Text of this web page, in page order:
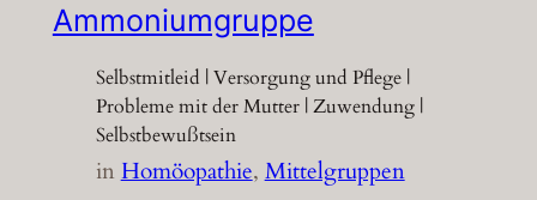
Ammoniumgruppe
Selbstmitleid | Versorgung und Pflege |
Probleme mit der Mutter | Zuwendung |
Selbstbewußtsein
inHomöopathie, Mittelgruppen